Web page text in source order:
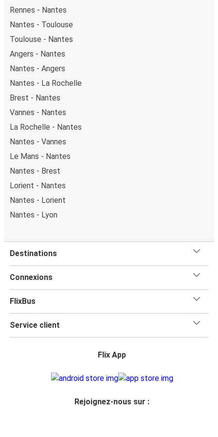
Rennes - Nantes
Nantes - Toulouse
Toulouse - Nantes
Angers - Nantes
Nantes - Angers
Nantes - La Rochelle
Brest - Nantes
Vannes - Nantes
La Rochelle - Nantes
Nantes - Vannes
Le Mans - Nantes
Nantes - Brest
Lorient - Nantes
Nantes - Lorient
Nantes - Lyon
Destinations
Connexions
FlixBus
Service client
Flix App
Rejoignez-nous sur :